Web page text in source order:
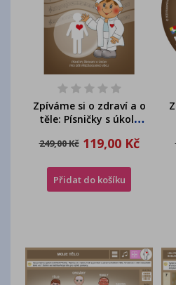
Zpíváme si o zdraví a o
těle: Písničky s úkoly
249,00 Kč 119,00 Kč
Přidat do košíku